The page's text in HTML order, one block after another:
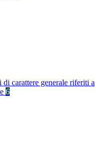
carattere generale riferiti a
6